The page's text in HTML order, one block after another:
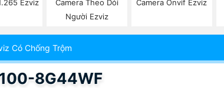
Ezviz
Camera Theo Dỏi
Người Ezviz
Camera Onvif Ezviz
Có Chống Trộm
8G44WF